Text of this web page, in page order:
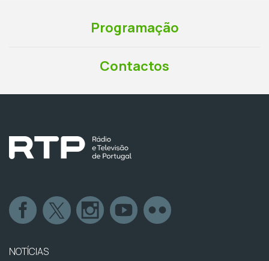
Programação
Contactos
NOTÍCIAS